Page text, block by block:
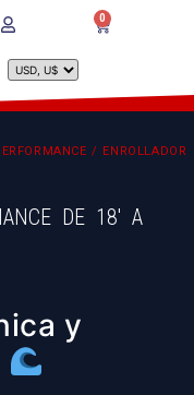
0
/ ENROLLADOR
DE 18′ A
y